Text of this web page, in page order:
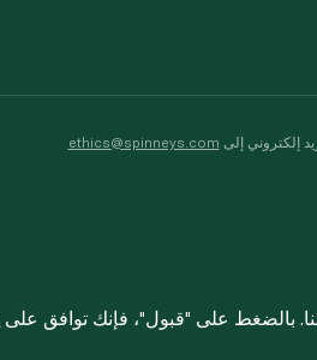
إلكتروني إلى ethics@spinneys.com
بالضغط على "قبول"، فإنك توافق على